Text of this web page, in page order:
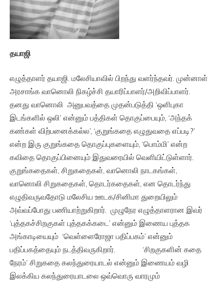
தயாஜி
எழுத்தாளர் தயாஜி. மலேசியாவில் பிறந்து வளர்ந்தவர். முன்னாள்
அரசாங்க வானொலி நிகழ்ச்சி தயாரிப்பாளர்/அறிவிப்பாளர்.
தனது வானொலி அனுபவத்தை முதன்படுத்தி ‘ஒளிபுகா
இடங்களில் ஒலி’ என்னும் பத்திகள் தொகுப்பையும், ‘அந்தக்
கண்கள் விற்பனைக்கல்ல’, ‘குறுங்கதை எழுதுவதை எப்படி?’
என்ற இரு குறுங்கதை தொகுப்புகளையும், ‘பொம்மி’ என்ற
கவிதை தொகுப்பினையும் இதுவரையில் வெளியிட்டுள்ளார்.
குறுங்கதைகள், சிறுகதைகள், வானொலி நாடகங்கள்,
வானொலி சிறுகதைகள், தொடர்கதைகள், என தொடர்ந்து
எழுதிவருவதோடு மலேசிய ஊடக/சினிமா துறையிலும்
அவ்வப்போது பணியாற்றுகிறார். முழுநேர எழுத்தாளரான இவர்
‘புத்தகச்சிறகுகள் புத்தகக்கடை’ என்னும் இணைய புத்தக
அங்காடியையும் ‘வெள்ளைரோஜா பதிப்பகம்’ என்னும்
பதிப்பகத்தையும் நடத்திவருகிறார். ‘சிறகுகளின் கதை
நேரம்’ சிறுகதை கலந்துரையாடல் என்னும் இணையம் வழி
இலக்கிய கலந்துரையாடலை ஒவ்வொரு வாரமும்